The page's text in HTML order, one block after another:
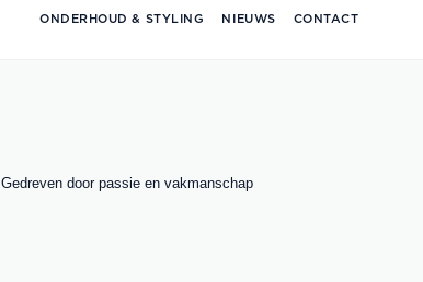
ONDERHOUD & STYLING NIEUWS CONTACT
Gedreven door passie en vakmanschap